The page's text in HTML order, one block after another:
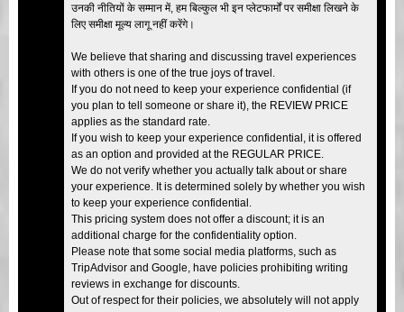
उनकी नीतियों के सम्मान में, हम बिल्कुल भी इन प्लेटफार्मों पर समीक्षा लिखने के
लिए समीक्षा मूल्य लागू नहीं करेंगे।
We believe that sharing and discussing travel experiences
with others is one of the true joys of travel.
If you do not need to keep your experience confidential (if
you plan to tell someone or share it), the REVIEW PRICE
applies as the standard rate.
If you wish to keep your experience confidential, it is offered
as an option and provided at the REGULAR PRICE.
We do not verify whether you actually talk about or share
your experience. It is determined solely by whether you wish
to keep your experience confidential.
This pricing system does not offer a discount; it is an
additional charge for the confidentiality option.
Please note that some social media platforms, such as
TripAdvisor and Google, have policies prohibiting writing
reviews in exchange for discounts.
Out of respect for their policies, we absolutely will not apply